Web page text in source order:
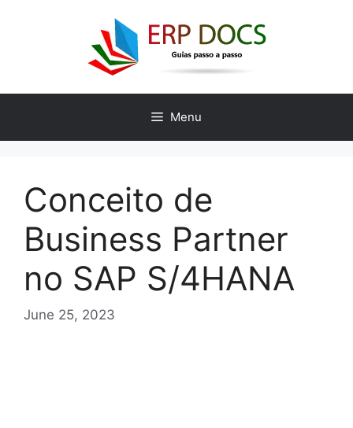
Menu
Conceito de
Business Partner
no SAP S/4HANA
June 25, 2023